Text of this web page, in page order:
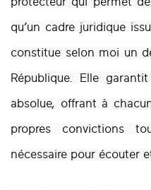
qu’un cadre juridique
constitue selon moi un
République. Elle
absolue, offrant à
propres convictions
nécessaire pour écouter